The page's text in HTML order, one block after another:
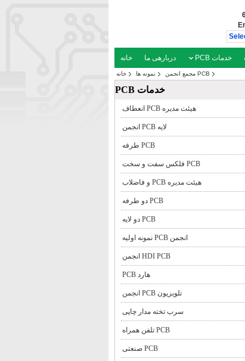
خانه دربارهی ما خدمات PCB
خانه نمونه ها PCB مجمع انجمن
خدمات PCB
هیئت مدیره PCB انعطاف
لایه PCB انجمن
PCB طرفه
PCB فلکس سفت و سخت
هیئت مدیره PCB و فاضلاب
PCB دو طرفه
PCB دو لایه
انجمن PCB نمونه اولیه
HDI PCB انجمن
هارد PCB
تلویزیون PCB انجمن
سرب تخته مدار چاپی
PCB تلفن همراه
PCB صنعتی